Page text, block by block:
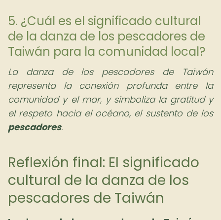
5. ¿Cuál es el significado cultural
de la danza de los pescadores de
Taiwán para la comunidad local?
La danza de los pescadores de Taiwán
representa la conexión profunda entre la
comunidad y el mar, y simboliza la gratitud y
el respeto hacia el océano, el sustento de los
pescadores.
Reflexión final: El significado
cultural de la danza de los
pescadores de Taiwán